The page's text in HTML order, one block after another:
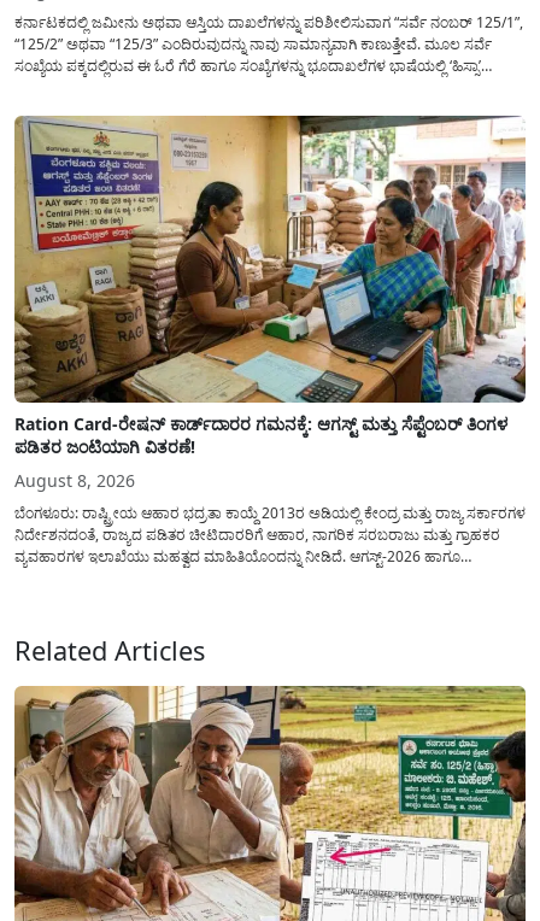
ಕರ್ನಾಟಕದಲ್ಲಿ ಜಮೀನು ಅಥವಾ ಆಸ್ತಿಯ ದಾಖಲೆಗಳನ್ನು ಪರಿಶೀಲಿಸುವಾಗ “ಸರ್ವೆ ನಂಬರ್ 125/1”,
“125/2” ಅಥವಾ “125/3” ಎಂದಿರುವುದನ್ನು ನಾವು ಸಾಮಾನ್ಯ​ವಾಗಿ ಕಾಣುತ್ತೇವೆ. ಮೂಲ ಸರ್ವೆ
ಸಂಖ್ಯೆಯ ಪಕ್ಕದಲ್ಲಿರುವ ಈ ಓರೆ ಗೆರೆ ಹಾಗೂ ಸಂಖ್ಯೆಗಳನ್ನು ಭೂದಾಖಲೆಗಳ ಭಾಷೆಯಲ್ಲಿ ‘ಹಿಸ್ಸಾ’
Ration Card-ರೇಷನ್ ಕಾರ್ಡ್‍ದಾರರ ಗಮನಕ್ಕೆ: ಆಗಸ್ಟ್ ಮತ್ತು ಸೆಪ್ಟೆಂಬರ್ ತಿಂಗಳ
ಪಡಿತರ ಜಂಟಿಯಾಗಿ ವಿತರಣೆ!
August 8, 2026
ಬೆಂಗಳೂರು: ರಾಷ್ಟ್ರೀಯ ಆಹಾರ ಭದ್ರತಾ ಕಾಯ್ದೆ 2013ರ ಅಡಿಯಲ್ಲಿ ಕೇಂದ್ರ ಮತ್ತು ರಾಜ್ಯ ಸರ್ಕಾರಗಳ
ನಿರ್ದೇಶನದಂತೆ, ರಾಜ್ಯದ ಪಡಿತರ ಚೀಟಿದಾರರಿಗೆ ಆಹಾರ, ನಾಗರಿಕ ಸರಬರಾಜು ಮತ್ತು ಗ್ರಾಹಕರ
ವ್ಯವಹಾರಗಳ ಇಲಾಖೆಯು ಮಹತ್ವದ ಮಾಹಿತಿಯೊಂದನ್ನು ನೀಡಿದೆ. ಆಗಸ್ಟ್-2026 ಹಾಗೂ
Related Articles